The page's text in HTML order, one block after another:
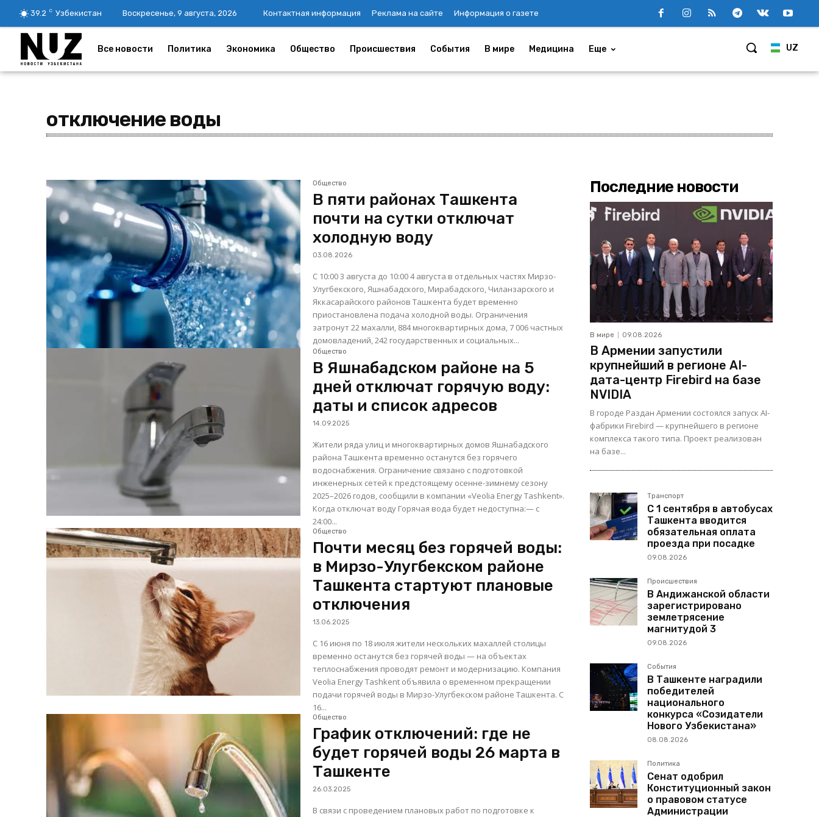
39.2 C Узбекистан Воскресенье, 9 августа, 2026 Контактная информация Реклама на сайте Информация о газете
UZ
Все новости Политика Экономика Общество Происшествия События В мире Медицина Еще
отключение воды
Общество
В пяти районах Ташкента
почти на сутки отключат
холодную воду
03.08.2026
С 10:00 3 августа до 10:00 4 августа в отдельных частях Мирзо-
Улугбекского, Яшнабадского, Мирабадского, Чиланзарского и
Яккасарайского районов Ташкента будет временно
приостановлена подача холодной воды. Ограничения
затронут 22 махалли, 884 многоквартирных дома, 7 006 частных
домовладений, 242 государственных и социальных...
Общество
В Яшнабадском районе на 5
дней отключат горячую воду:
даты и список адресов
14.09.2025
Жители ряда улиц и многоквартирных домов Яшнабадского
района Ташкента временно останутся без горячего
водоснабжения. Ограничение связано с подготовкой
инженерных сетей к предстоящему осенне-зимнему сезону
2025–2026 годов, сообщили в компании «Veolia Energy Tashkent».
Когда отключат воду Горячая вода будет недоступна:— с
24:00...
Общество
Почти месяц без горячей воды:
в Мирзо-Улугбекском районе
Ташкента стартуют плановые
отключения
13.06.2025
С 16 июня по 18 июля жители нескольких махаллей столицы
временно останутся без горячей воды — на объектах
теплоснабжения проводят ремонт и модернизацию. Компания
Veolia Energy Tashkent объявила о временном прекращении
подачи горячей воды в Мирзо-Улугбекском районе Ташкента. С
16...
Общество
График отключений: где не
будет горячей воды 26 марта в
Ташкенте
26.03.2025
В связи с проведением плановых работ по подготовке к
Последние новости
В мире 09.08.2026
В Армении запустили
крупнейший в регионе AI-
дата-центр Firebird на базе
NVIDIA
В городе Раздан Армении состоялся запуск AI-
фабрики Firebird — крупнейшего в регионе
комплекса такого типа. Проект реализован
на базе...
Транспорт
С 1 сентября в автобусах
Ташкента вводится
обязательная оплата
проезда при посадке
09.08.2026
Происшествия
В Андижанской области
зарегистрировано
землетрясение
магнитудой 3
09.08.2026
События
В Ташкенте наградили
победителей
национального
конкурса «Созидатели
Нового Узбекистана»
08.08.2026
Политика
Сенат одобрил
Конституционный закон
о правовом статусе
Администрации